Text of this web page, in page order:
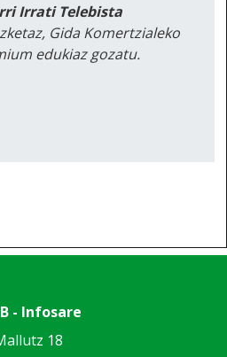
Irrati Telebista
Gida Komertzialeko
edukiaz gozatu.
- Infosare
18